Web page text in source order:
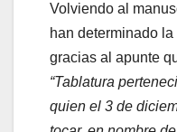
Volviendo al
han determinado
gracias al apunte
“Tablatura
quien el 3 de